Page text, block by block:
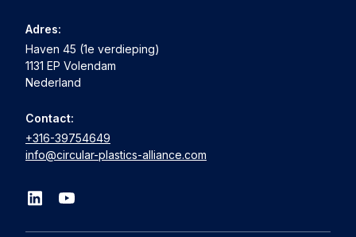
Adres:
Haven 45 (1e verdieping)
1131 EP Volendam
Nederland
Contact:
+316-39754649
info@circular-plastics-alliance.com